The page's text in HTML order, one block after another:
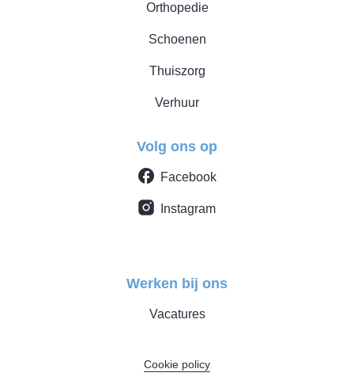
Orthopedie
Schoenen
Thuiszorg
Verhuur
Volg ons op
Facebook
Instagram
Werken bij ons
Vacatures
Cookie policy